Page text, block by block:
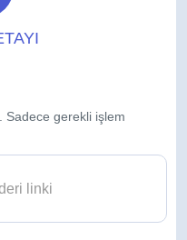
Sadece gerekli işlem